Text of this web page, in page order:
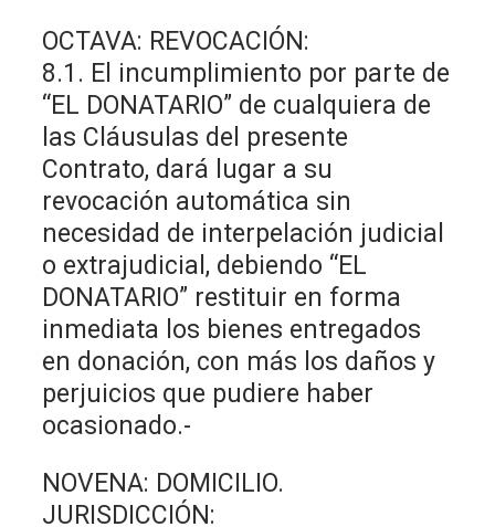
OCTAVA: REVOCACIÓN:
8.1. El incumplimiento por parte de
“EL DONATARIO” de cualquiera de
las Cláusulas del presente
Contrato, dará lugar a su
revocación automática sin
necesidad de interpelación judicial
o extrajudicial, debiendo “EL
DONATARIO” restituir en forma
inmediata los bienes entregados
en donación, con más los daños y
perjuicios que pudiere haber
ocasionado.-
NOVENA: DOMICILIO.
JURISDICCIÓN: